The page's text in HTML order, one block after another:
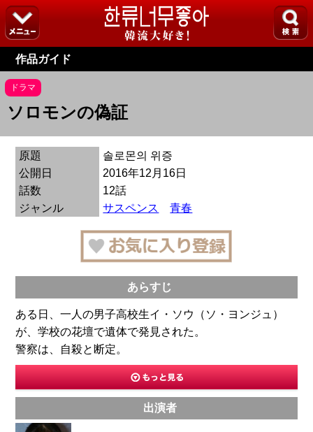
作品ガイド
ドラマ
ソロモンの偽証
原題
솔로몬의 위증
公開日
2016年12月16日
話数
12話
ジャンル
サスペンス 青春
あらすじ
ある日、一人の男子高校生イ・ソウ（ソ・ヨンジュ）
が、学校の花壇で遺体で発見された。
警察は、自殺と断定。
出演者